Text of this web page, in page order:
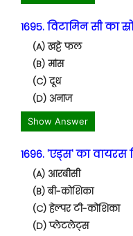
1695. विटामिन सी का
(A) खट्टे फल
(B) मांस
(C) दूध
(D) अनाज
Show Answer
1696. 'एड्स' का वायरस
(A) आरबीसी
(B) बी-कोशिका
(C) हेल्पर टी-कोशिका
(D) प्लेटलेट्स